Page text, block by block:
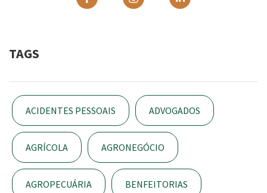
TAGS
ACIDENTES PESSOAIS ADVOGADOS
AGRÍCOLA AGRONEGÓCIO
AGROPECUÁRIA BENFEITORIAS